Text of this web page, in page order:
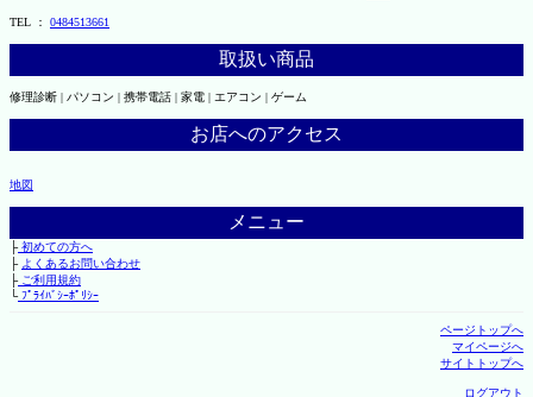
TEL ： 0484513661
取扱い商品
修理診断 | パソコン | 携帯電話 | 家電 | エアコン | ゲーム
お店へのアクセス
地図
メニュー
├初めての方へ
├ よくあるお問い合わせ
├ご利用規約
└ﾌﾟﾗｲﾊﾞｼｰﾎﾟﾘｼｰ
ページトップへ
マイページへ
サイトトップへ
ログアウト